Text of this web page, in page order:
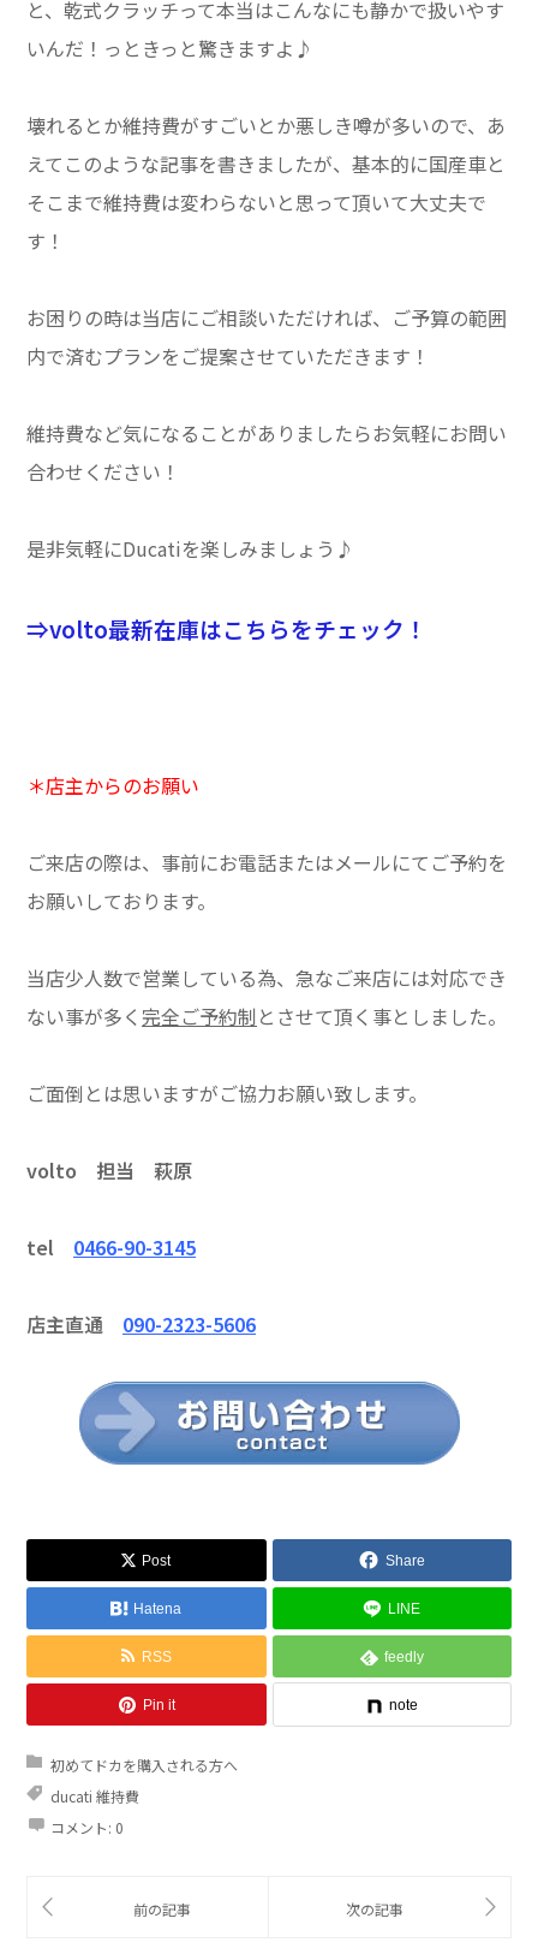
と、乾式クラッチって本当はこんなにも静かで扱いやす
いんだ！っときっと驚きますよ♪
壊れるとか維持費がすごいとか悪しき噂が多いので、あ
えてこのような記事を書きましたが、基本的に国産車と
そこまで維持費は変わらないと思って頂いて大丈夫で
す！
お困りの時は当店にご相談いただければ、ご予算の範囲
内で済むプランをご提案させていただきます！
維持費など気になることがありましたらお気軽にお問い
合わせください！
是非気軽にDucatiを楽しみましょう♪
⇒volto最新在庫はこちらをチェック！
＊店主からのお願い
ご来店の際は、事前にお電話またはメールにてご予約を
お願いしております。
当店少人数で営業している為、急なご来店には対応でき
ない事が多く 完全ご予約制とさせて頂く事としました。
ご面倒とは思いますがご協力お願い致します。
volto 担当 萩原
tel 0466-90-3145
店主直通 090-2323-5606
Post Share
Hatena LINE
RSS feedly
Pin it note
初めてドカを購入される方へ
ducati 維持費
コメント: 0